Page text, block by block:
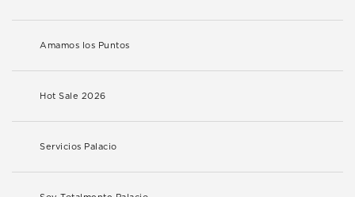
Amamos los Puntos
Hot Sale 2026
Servicios Palacio